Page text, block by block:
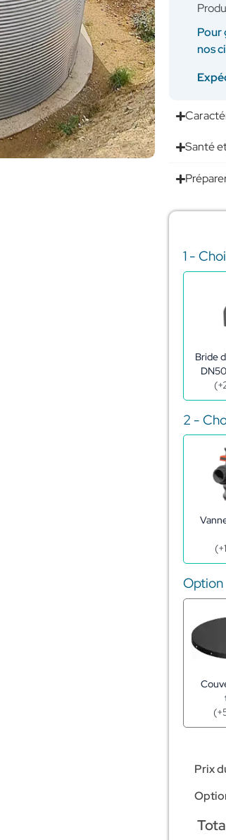
Pour
nos
Santé
1 -
Bride
(+
2 -
(+
Option
(+
Prix
quantité
de
104m3
m